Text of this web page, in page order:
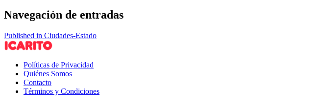
Navegación de entradas
Published in Ciudades-Estado
Políticas de Privacidad
Quiénes Somos
Contacto
Términos y Condiciones